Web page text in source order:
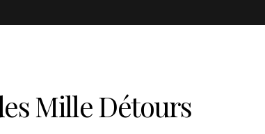
Mille Détours